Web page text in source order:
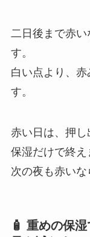
二日後まで赤
す。
白い点より、
す。
赤い日は、押し
保湿だけで終え
次の夜も赤いな
🧴 重めの保